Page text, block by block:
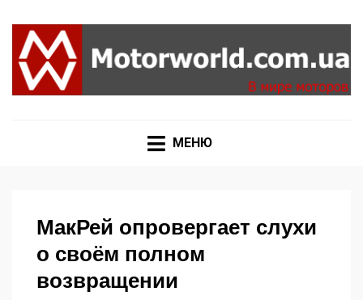
МЕНЮ
МакРей опровергает слухи
о своём полном
возвращении